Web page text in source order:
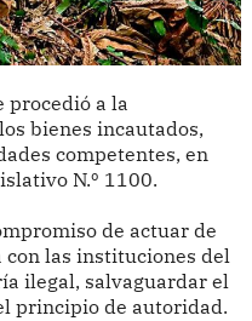
procedió a la
bienes incautados,
competentes, en
N.º 1100.
de actuar de
las instituciones del
ilegal, salvaguardar el
principio de autoridad.